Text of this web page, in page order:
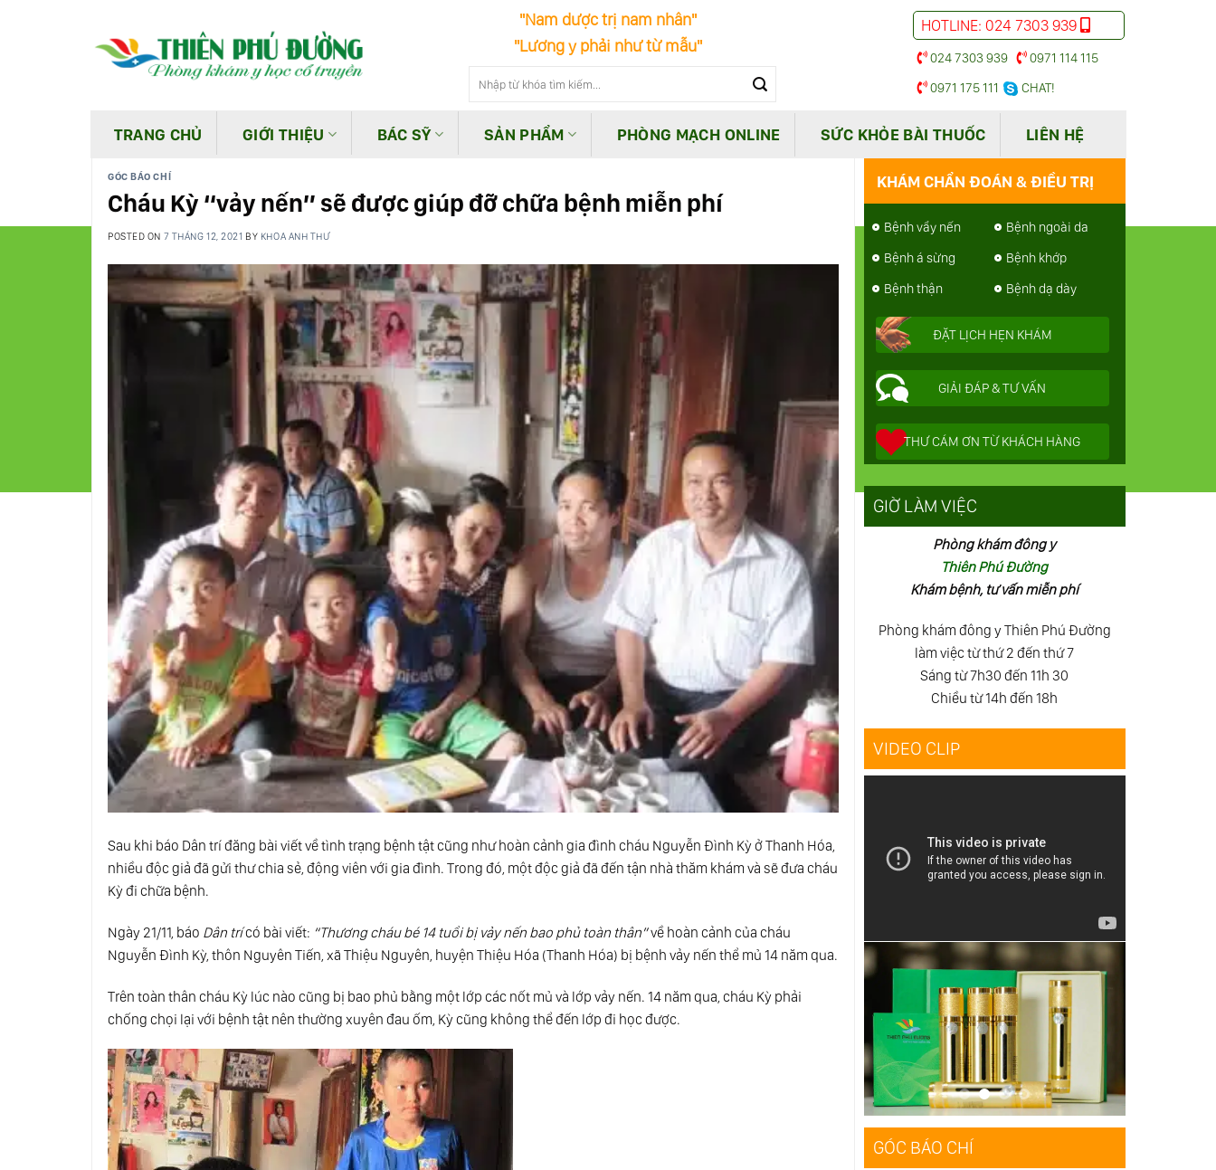
"Nam dược trị nam nhân"
"Lương y phải như từ mẫu"
HOTLINE: 024 7303 939
024 7303 939
0971 114 115
0971 175 111
CHAT!
TRANG CHỦ GIỚI THIỆU BÁC SỸ SẢN PHẨM PHÒNG MẠCH ONLINE SỨC KHỎE BÀI THUỐC LIÊN HỆ
GÓC BÁO CHÍ
Cháu Kỳ “vảy nến” sẽ được giúp đỡ chữa bệnh miễn phí
POSTED ON 7 THÁNG 12, 2021 BY KHOA ANH THƯ
Sau khi báo Dân trí đăng bài viết về tình trạng bệnh tật cũng như hoàn cảnh gia đình cháu Nguyễn Đình Kỳ ở Thanh Hóa,
nhiều độc giả đã gửi thư chia sẻ, động viên với gia đình. Trong đó, một độc giả đã đến tận nhà thăm khám và sẽ đưa cháu
Kỳ đi chữa bệnh.
Ngày 21/11, báo Dân trícó bài viết: “Thương cháu bé 14 tuổi bị vảy nến bao phủ toàn thân”về hoàn cảnh của cháu
Nguyễn Đình Kỳ, thôn Nguyên Tiến, xã Thiệu Nguyên, huyện Thiệu Hóa (Thanh Hóa) bị bệnh vảy nến thể mủ 14 năm qua.
Trên toàn thân cháu Kỳ lúc nào cũng bị bao phủ bằng một lớp các nốt mủ và lớp vảy nến. 14 năm qua, cháu Kỳ phải
chống chọi lại với bệnh tật nên thường xuyên đau ốm, Kỳ cũng không thể đến lớp đi học được.
KHÁM CHẨN ĐOÁN & ĐIỀU TRỊ
Bệnh vẩy nến
Bệnh ngoài da
Bệnh á sừng
Bệnh khớp
Bệnh thận
Bệnh dạ dày
ĐẶT LỊCH HẸN KHÁM
GIẢI ĐÁP & TƯ VẤN
THƯ CÁM ƠN TỪ KHÁCH HÀNG
GIỜ LÀM VIỆC
Phòng khám đông y
Thiên Phú Đường
Khám bệnh, tư vấn miễn phí
Phòng khám đông y Thiên Phú Đường
làm việc từ thứ 2 đến thứ 7
Sáng từ 7h30 đến 11h 30
Chiều từ 14h đến 18h
VIDEO CLIP
GÓC BÁO CHÍ